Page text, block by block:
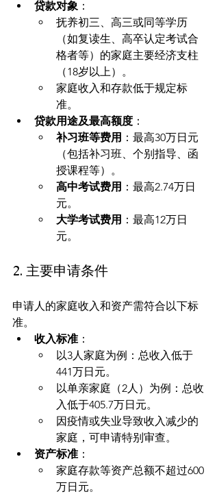
贷款对象 ：
抚养初三、高三或同等学历
（如复读生、高卒认定考试合
格者等）的家庭主要经济支柱
（18岁以上）。
家庭收入和存款低于规定标
准。
贷款用途及最高额度 ：
补习班等费用 ：最高30万日元
（包括补习班、个别指导、函
授课程等）。
高中考试费用 ：最高2.74万日
元。
大学考试费用 ：最高12万日
元。
2. 主要申请条件
申请人的家庭收入和资产需符合以下标
准。
收入标准 ：
以3人家庭为例：总收入低于
441万日元。
以单亲家庭（2人）为例：总收
入低于405.7万日元。
因疫情或失业导致收入减少的
家庭，可申请特别审查。
资产标准 ：
家庭存款等资产总额不超过600
万日元。